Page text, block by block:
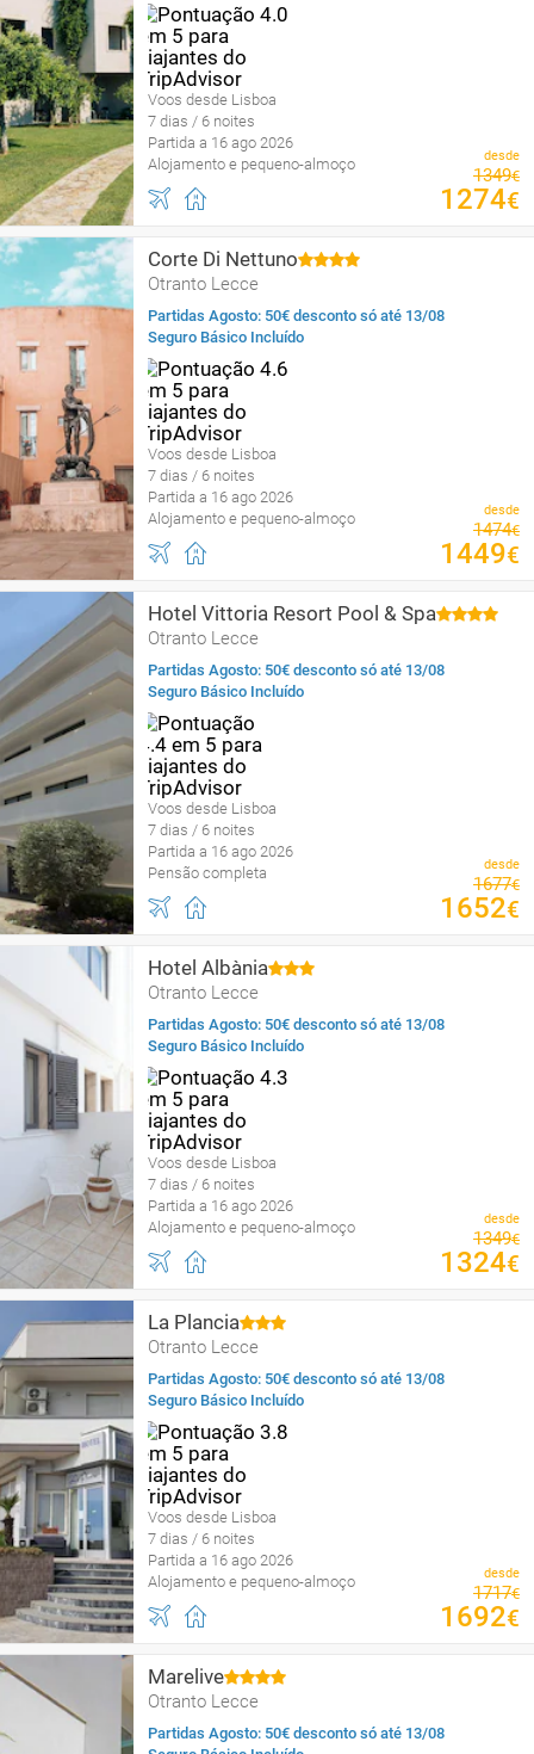
Voos desde Lisboa
7 dias / 6 noites
Partida a 16 ago 2026
Alojamento e pequeno-almoço
desde
1349€
1274€
Corte Di Nettuno
Otranto Lecce
Partidas Agosto: 50€ desconto só até 13/08
Seguro Básico Incluído
Voos desde Lisboa
7 dias / 6 noites
Partida a 16 ago 2026
Alojamento e pequeno-almoço
desde
1474€
1449€
Hotel Vittoria Resort Pool & Spa
Otranto Lecce
Partidas Agosto: 50€ desconto só até 13/08
Seguro Básico Incluído
Voos desde Lisboa
7 dias / 6 noites
Partida a 16 ago 2026
Pensão completa
desde
1677€
1652€
Hotel Albània
Otranto Lecce
Partidas Agosto: 50€ desconto só até 13/08
Seguro Básico Incluído
Voos desde Lisboa
7 dias / 6 noites
Partida a 16 ago 2026
Alojamento e pequeno-almoço
desde
1349€
1324€
La Plancia
Otranto Lecce
Partidas Agosto: 50€ desconto só até 13/08
Seguro Básico Incluído
Voos desde Lisboa
7 dias / 6 noites
Partida a 16 ago 2026
Alojamento e pequeno-almoço
desde
1717€
1692€
Marelive
Otranto Lecce
Partidas Agosto: 50€ desconto só até 13/08